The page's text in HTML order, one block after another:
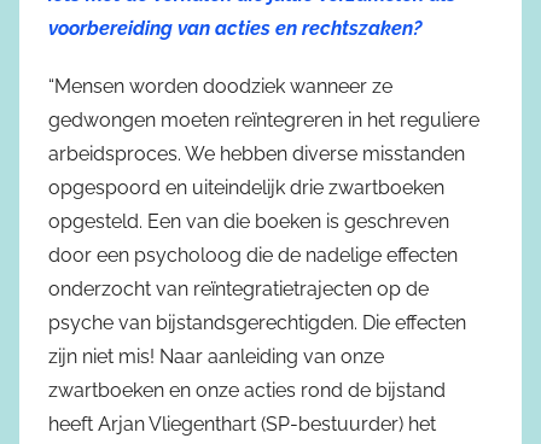
voorbereiding van acties en rechtszaken?
“Mensen worden doodziek wanneer ze
gedwongen moeten reïntegreren in het reguliere
arbeidsproces. We hebben diverse misstanden
opgespoord en uiteindelijk drie zwartboeken
opgesteld. Een van die boeken is geschreven
door een psycholoog die de nadelige effecten
onderzocht van reïntegratietrajecten op de
psyche van bijstandsgerechtigden. Die effecten
zijn niet mis! Naar aanleiding van onze
zwartboeken en onze acties rond de bijstand
heeft Arjan Vliegenthart (SP-bestuurder) het